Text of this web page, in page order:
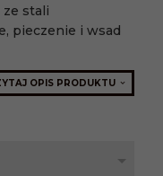
stali
pieczenie i wsad
OPIS PRODUKTU